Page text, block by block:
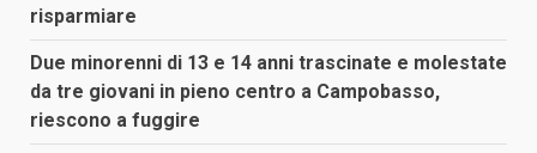
risparmiare
Due minorenni di 13 e 14 anni trascinate e molestate
da tre giovani in pieno centro a Campobasso,
riescono a fuggire